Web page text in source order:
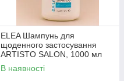
ELEA Шампунь для
щоденного застосування
ARTISTO SALON, 1000 мл
В наявності